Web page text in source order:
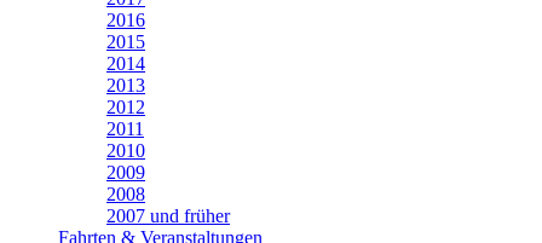
2016
2015
2014
2013
2012
2011
2010
2009
2008
2007 und früher
Fahrten & Veranstaltungen